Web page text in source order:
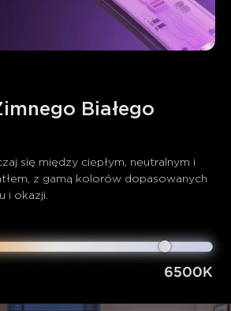
Białego
się między ciepłym, neutralnym i
z gamą kolorów dopasowanych
i okazji.